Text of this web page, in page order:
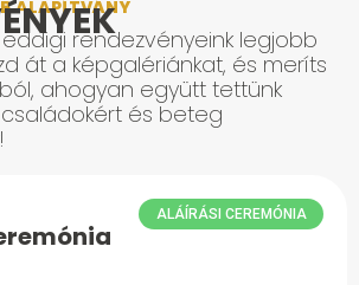
ALAPÍTVÁNY
rendezvényeink legjobb
át a képgalériánkat, és meríts
ahogyan együtt tettünk
és beteg
ALÁÍRÁSI CEREMÓNIA